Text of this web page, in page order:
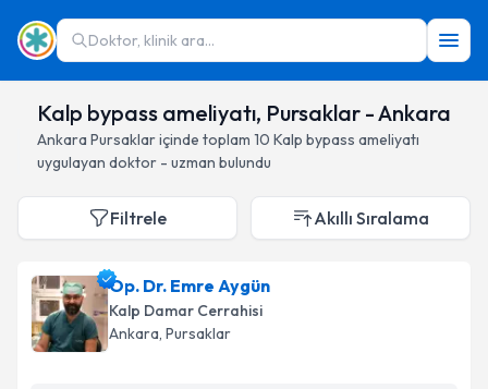
Doktor, klinik ara...
Kalp bypass ameliyatı, Pursaklar - Ankara
Ankara Pursaklariçinde toplam 10 Kalp bypass ameliyatı
uygulayan doktor - uzman bulundu
Filtrele Akıllı Sıralama
Op. Dr. Emre Aygün
Kalp Damar Cerrahisi
Ankara, Pursaklar